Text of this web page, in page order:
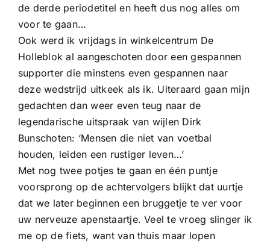
de derde periodetitel en heeft dus nog alles om
voor te gaan…
Ook werd ik vrijdags in winkelcentrum De
Holleblok al aangeschoten door een gespannen
supporter die minstens even gespannen naar
deze wedstrijd uitkeek als ik. Uiteraard gaan mijn
gedachten dan weer even teug naar de
legendarische uitspraak van wijlen Dirk
Bunschoten: ‘Mensen die niet van voetbal
houden, leiden een rustiger leven…’
Met nog twee potjes te gaan en één puntje
voorsprong op de achtervolgers blijkt dat uurtje
dat we later beginnen een bruggetje te ver voor
uw nerveuze apenstaartje. Veel te vroeg slinger ik
me op de fiets, want van thuis maar lopen